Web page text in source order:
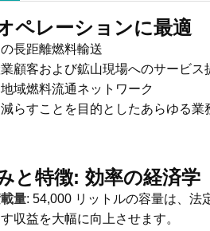
ペレーションに最適
長距離燃料輸送
顧客および鉱山現場へのサービス
域燃料流通ネットワーク
らすことを目的としたあらゆる業
と特徴: 効率の経済学
量: 54,000 リットルの容量は、法
収益を大幅に向上させます。